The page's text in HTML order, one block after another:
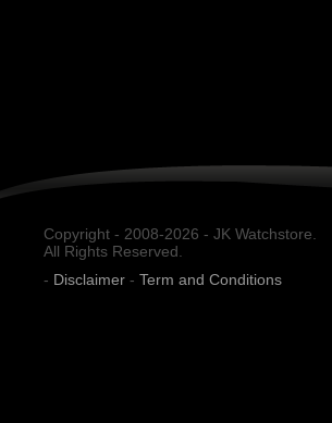
Copyright - 2008-2026 - JK Watchstore.
All Rights Reserved.
- Disclaimer - Term and Conditions